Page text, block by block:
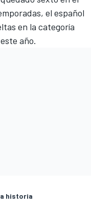
el español
en la categoría
año.
historia